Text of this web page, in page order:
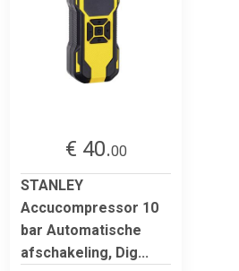
€ 40.00
STANLEY
Accucompressor 10
bar Automatische
afschakeling, Dig...